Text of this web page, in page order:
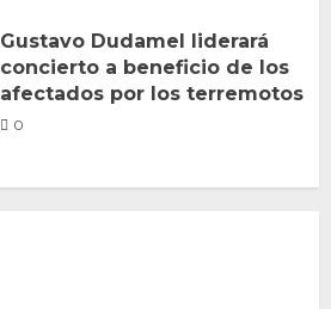
Gustavo Dudamel liderará
concierto a beneficio de los
afectados por los terremotos
0